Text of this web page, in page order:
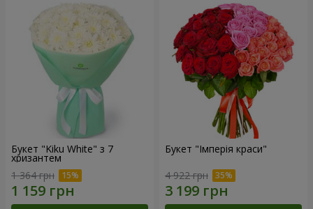
Букет "Kiku White" з 7
хризантем
1 364 грн
Букет "Імперія краси"
4 922 грн